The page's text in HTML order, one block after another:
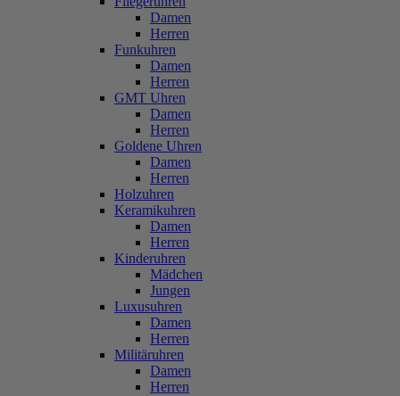
Damen
Herren
Funkuhren
Damen
Herren
GMT Uhren
Damen
Herren
Goldene Uhren
Damen
Herren
Holzuhren
Keramikuhren
Damen
Herren
Kinderuhren
Mädchen
Jungen
Luxusuhren
Damen
Herren
Militäruhren
Damen
Herren